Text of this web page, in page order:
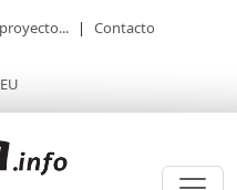
| Contacto
EU